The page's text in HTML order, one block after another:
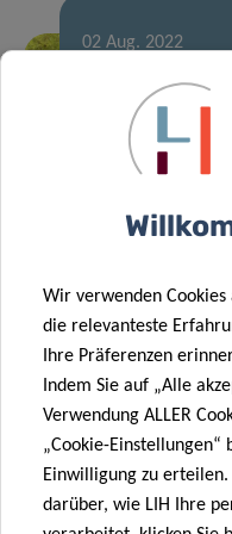
02 Aug. 2022
Verstehen,
was für
PatientInnen
entscheidend
19 Juli 2022
verschiedene
Schadstoffe in
den Haaren
Kinder
gefunden
Sechs von
zehn
Menschen mit
COVID-19
leiden auch
Jahr später
noch an
mindestens
Wir verwenden
die relevanteste
Ihre Präferenzen
Indem Sie auf „Alle
Verwendung ALLER
„Cookie-
Einwilligung zu
darüber, wie LIH Ihre